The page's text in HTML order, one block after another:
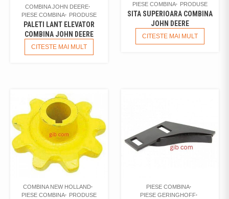
COMBINA JOHN DEERE
PIESE COMBINA
PRODUSE
PALETI LANT ELEVATOR
COMBINA JOHN DEERE
CITESTE MAI MULT
PIESE COMBINA
PRODUSE
SITA SUPERIOARA COMBINA
JOHN DEERE
CITESTE MAI MULT
COMBINA NEW HOLLAND
PIESE COMBINA
PRODUSE
PIESE COMBINA
PIESE GERINGHOFF